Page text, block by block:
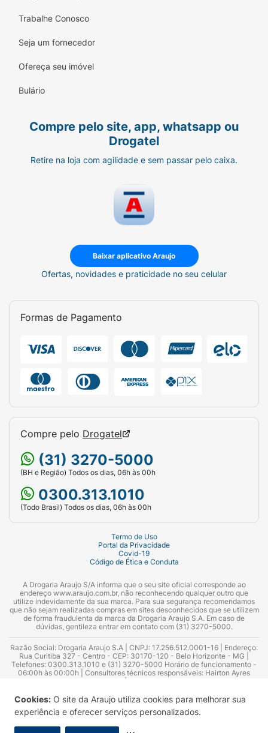
Cookies: O site da Araujo utiliza cookies para melhorar sua
experiência e oferecer serviços personalizados.
Trabalhe Conosco
Seja um fornecedor
Ofereça seu imóvel
Bulário
Compre pelo site, app, whatsapp ou
Drogatel
Retire na loja com agilidade e sem passar pelo caixa.
Baixar aplicativo Araujo
Ofertas, novidades e praticidade no seu celular
Formas de Pagamento
Compre pelo Drogatel
(31) 3270-5000
(BH e Região) Todos os dias, 06h às 00h
0300.313.1010
(Todo Brasil) Todos os dias, 06h às 00h
Termo de Uso
Portal da Privacidade
Covid-19
Código de Ética e Conduta
A Drogaria Araujo S/A informa que o seu site oficial corresponde ao
endereço www.araujo.com.br, não reconhecendo qualquer outro que
utilize indevidamente da sua marca. Para sua segurança recomendamos
que não sejam realizadas compras em sites desconhecidos que se utilizem
de forma fraudulenta da marca da Drogaria Araujo S.A. Em caso de
dúvidas, gentileza entrar em contato com (31) 3270-5000.
Razão Social: Drogaria Araujo S.A | CNPJ: 17.256.512.0001-16 | Endereço:
Rua Curitiba 327 - Centro - CEP: 30170-120 - Belo Horizonte - MG |
Telefones: 0300.313.1010 e (31) 3270-5000 Horário de funcionamento -
06:00h às 00:00h | Consultores técnicos responsáveis: Hairton Ayres
Azevedo Guimarães – CRF 10.965 | Yasmin Silva Alvarenga – CRF 52.584 -
Sanitário: 2025020713 | Autorização de Funcionamento da Empresa (AFE):